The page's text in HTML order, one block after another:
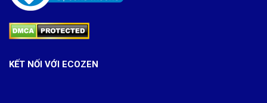
KẾT NỐI VỚI ECOZEN